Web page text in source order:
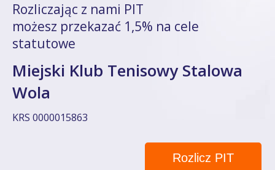
Rozliczając z nami PIT
możesz przekazać 1,5% na cele
statutowe
Miejski Klub Tenisowy Stalowa
Wola
KRS 0000015863
Rozlicz PIT